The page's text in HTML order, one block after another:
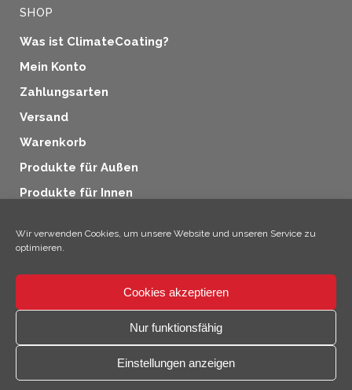
Wir verwenden Cookies, um unsere Website und unseren Service zu
optimieren.
Cookies akzeptieren
Nur funktionsfähig
Einstellungen anzeigen
SHOP
Was ist ClimateCoating?
Mein Konto
Zahlungsarten
Versand
Warenkorb
Produkte für Außen
Produkte für Innen
Produkte für Holzschutz
Hallo, ich bin Climo!